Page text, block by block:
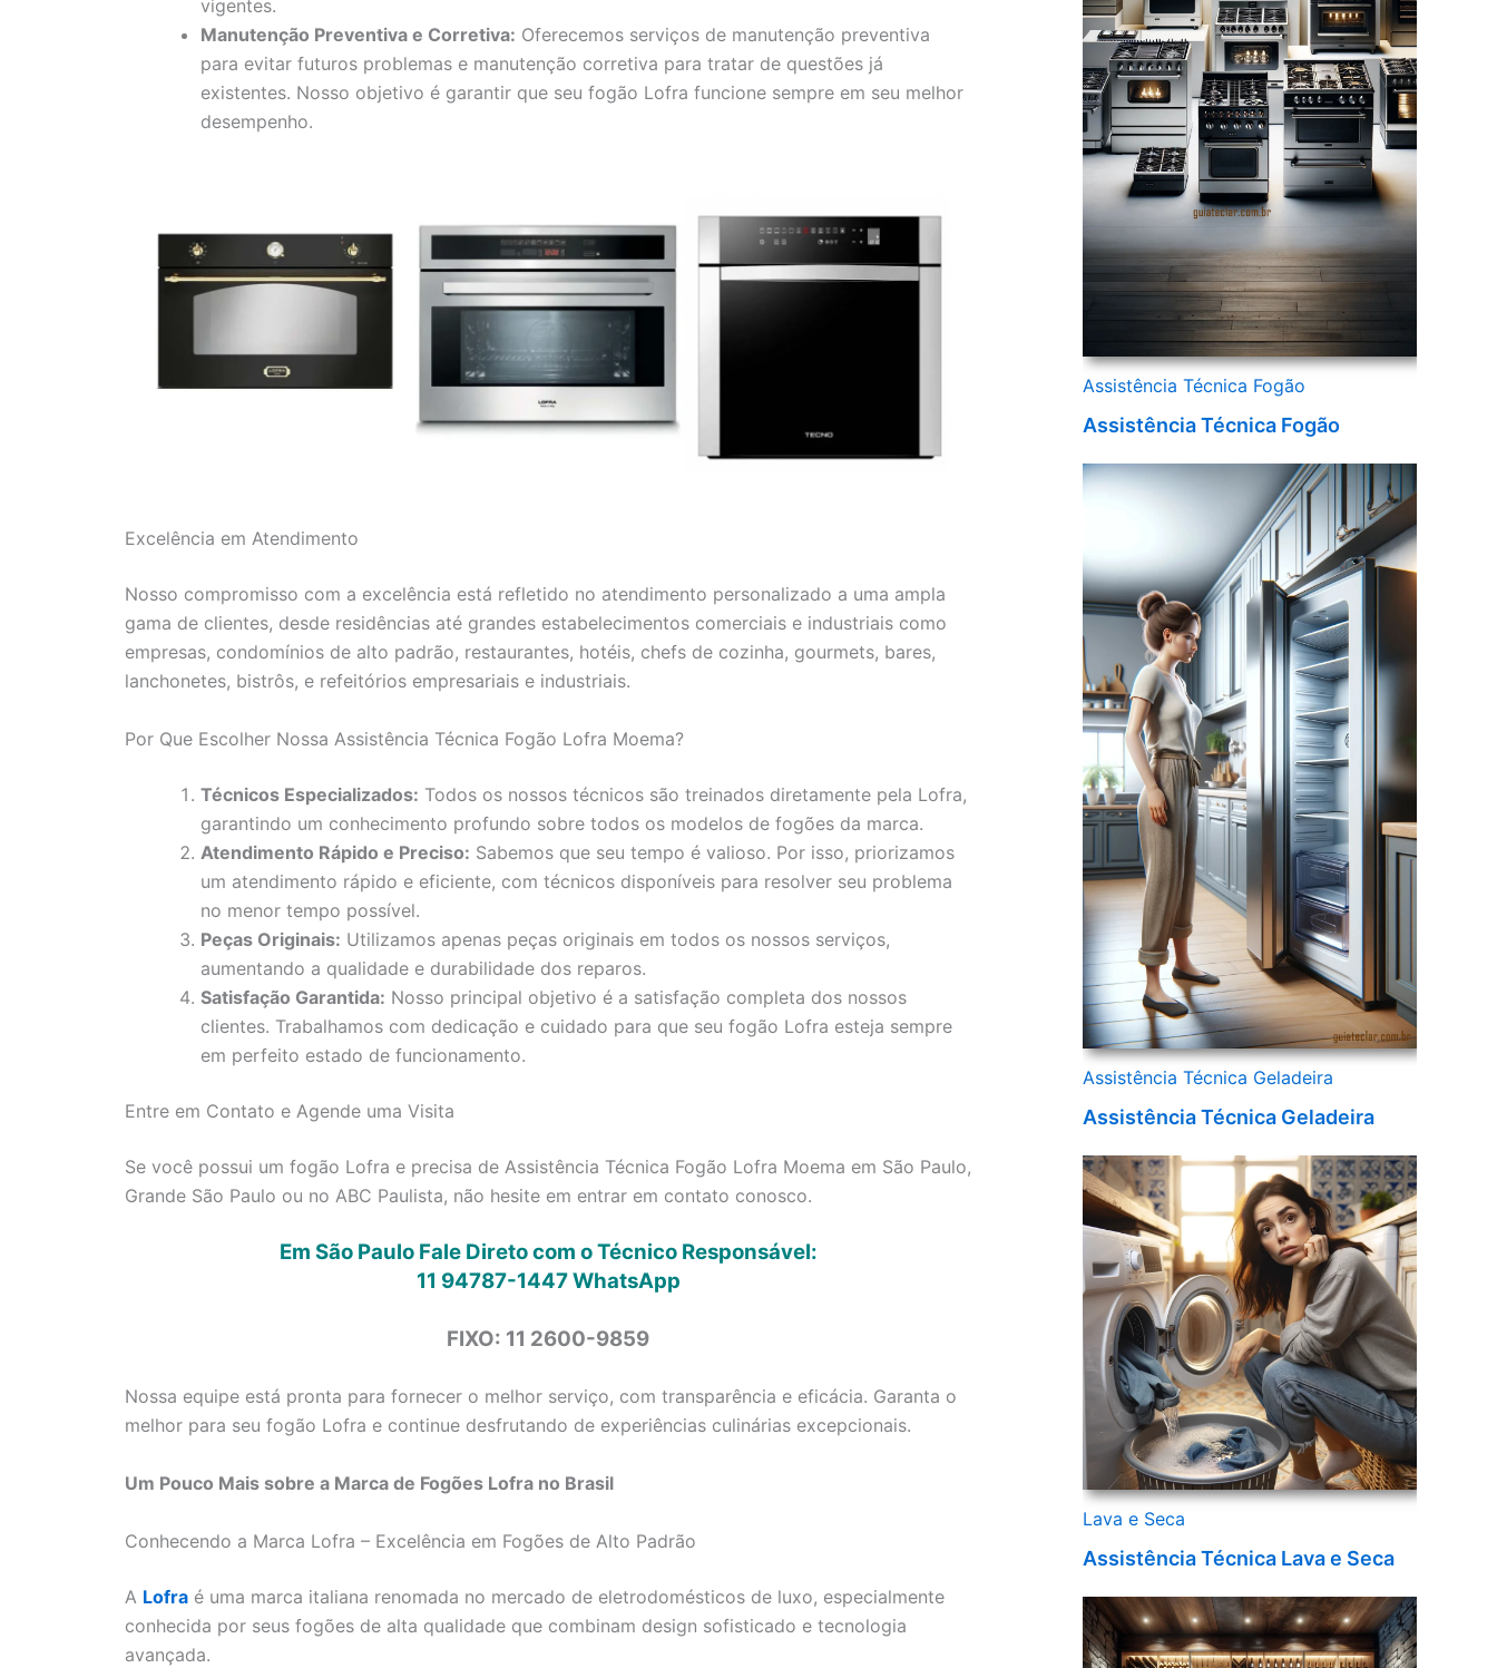
vigentes.
Manutenção Preventiva e Corretiva: Oferecemos serviços de manutenção preventiva
para evitar futuros problemas e manutenção corretiva para tratar de questões já
existentes. Nosso objetivo é garantir que seu fogão Lofra funcione sempre em seu melhor
desempenho.
Excelência em Atendimento
Nosso compromisso com a excelência está refletido no atendimento personalizado a uma ampla
gama de clientes, desde residências até grandes estabelecimentos comerciais e industriais como
empresas, condomínios de alto padrão, restaurantes, hotéis, chefs de cozinha, gourmets, bares,
lanchonetes, bistrôs, e refeitórios empresariais e industriais.
Por Que Escolher Nossa Assistência Técnica Fogão Lofra Moema?
Técnicos Especializados: Todos os nossos técnicos são treinados diretamente pela Lofra,
garantindo um conhecimento profundo sobre todos os modelos de fogões da marca.
Atendimento Rápido e Preciso: Sabemos que seu tempo é valioso. Por isso, priorizamos
um atendimento rápido e eficiente, com técnicos disponíveis para resolver seu problema
no menor tempo possível.
Peças Originais: Utilizamos apenas peças originais em todos os nossos serviços,
aumentando a qualidade e durabilidade dos reparos.
Satisfação Garantida: Nosso principal objetivo é a satisfação completa dos nossos
clientes. Trabalhamos com dedicação e cuidado para que seu fogão Lofra esteja sempre
em perfeito estado de funcionamento.
Entre em Contato e Agende uma Visita
Se você possui um fogão Lofra e precisa de Assistência Técnica Fogão Lofra Moema em São Paulo,
Grande São Paulo ou no ABC Paulista, não hesite em entrar em contato conosco.
Em São Paulo Fale Direto com o Técnico Responsável:
11 94787-1447WhatsApp
FIXO: 11 2600-9859
Nossa equipe está pronta para fornecer o melhor serviço, com transparência e eficácia. Garanta o
melhor para seu fogão Lofra e continue desfrutando de experiências culinárias excepcionais.
Um Pouco Mais sobre a Marca de Fogões Lofra no Brasil
Conhecendo a Marca Lofra – Excelência em Fogões de Alto Padrão
A Lofra é uma marca italiana renomada no mercado de eletrodomésticos de luxo, especialmente
conhecida por seus fogões de alta qualidade que combinam design sofisticado e tecnologia
avançada.
Assistência Técnica Fogão
Assistência Técnica Fogão
Assistência Técnica Geladeira
Assistência Técnica Geladeira
Lava e Seca
Assistência Técnica Lava e Seca